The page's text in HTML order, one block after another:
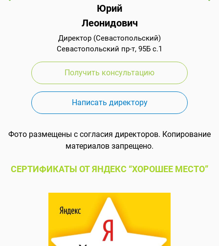
Юрий
Леонидович
Директор (Севастопольский)
Севастопольский пр-т, 95Б с.1
Получить консультацию
Написать директору
Фото размещены с согласия директоров. Копирование
материалов запрещено.
СЕРТИФИКАТЫ ОТ ЯНДЕКС “ХОРОШЕЕ МЕСТО”